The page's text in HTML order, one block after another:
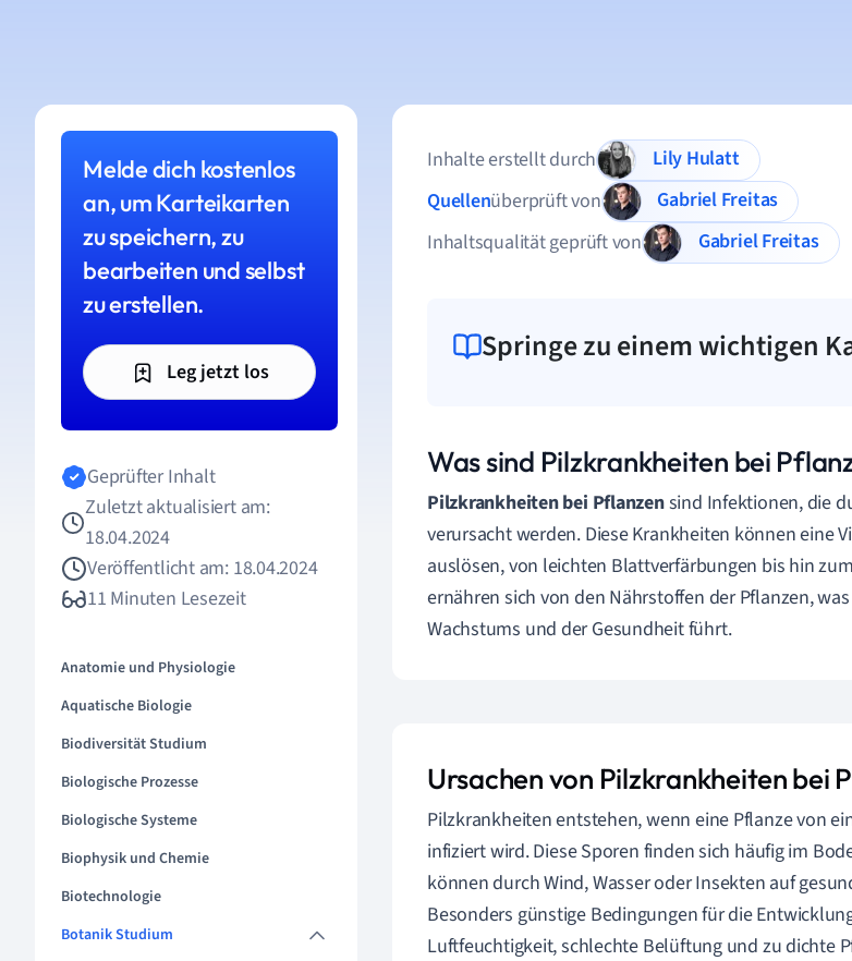
Melde dich kostenlos
an, um Karteikarten
zu speichern, zu
bearbeiten und selbst
zu erstellen.
Leg jetzt los
Geprüfter Inhalt
Zuletzt aktualisiert am:
18.04.2024
Veröffentlicht am: 18.04.2024
11 Minuten Lesezeit
Anatomie und Physiologie
Aquatische Biologie
Biodiversität Studium
Biologische Prozesse
Biologische Systeme
Biophysik und Chemie
Biotechnologie
Botanik Studium
Inhalte erstellt durch
Lily Hulatt
Quellenüberprüft von
Gabriel Freitas
Inhaltsqualität geprüft von
Gabriel Freitas
Springe zu einem wichtigen
Was sind Pilzkrankheiten bei
Pilzkrankheiten bei Pflanzensind Infektionen, die
verursacht werden. Diese Krankheiten können eine
auslösen, von leichten Blattverfärbungen bis hin
ernähren sich von den Nährstoffen der Pflanzen,
Wachstums und der Gesundheit führt.
Ursachen von Pilzkrankheiten bei
Pilzkrankheiten entstehen, wenn eine Pflanze von
infiziert wird. Diese Sporen finden sich häufig im
können durch Wind, Wasser oder Insekten auf
Besonders günstige Bedingungen für die
Luftfeuchtigkeit, schlechte Belüftung und zu dichte